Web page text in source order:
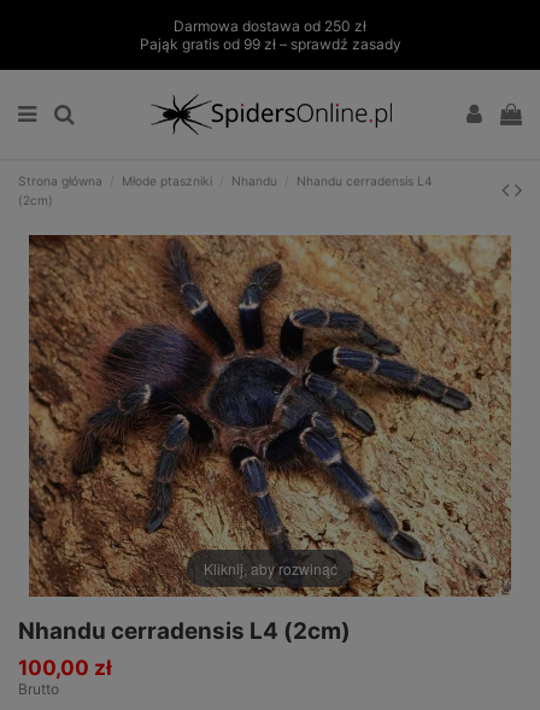
Darmowa dostawa od 250 zł
Pająk gratis od 99 zł – sprawdź zasady
Strona główna Młode ptaszniki Nhandu
Nhandu cerradensis L4
(2cm)
Kliknij, aby rozwinąć
Nhandu cerradensis L4 (2cm)
100,00 zł
Brutto